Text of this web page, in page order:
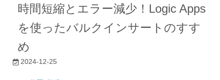
時間短縮とエラー減少！Logic Apps
を使ったバルクインサートのすす
め
2024-12-25